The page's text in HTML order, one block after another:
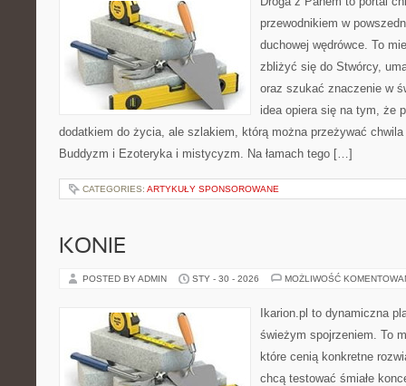
przewodnikiem w
duchowej wędrówce. To
zbliżyć się do Stwórcy,
oraz szukać znaczenie w
idea opiera się na tym, że
dodatkiem do życia, ale szlakiem, którą można przeżywać
Buddyzm i Ezoteryka i mistycyzm. Na łamach tego […]
CATEGORIES: ARTYKUŁY SPONSOROWANE
KONIE
POSTED BY ADMIN STY - 30 - 2026 MOŻLIWOŚĆ
Ikarion.pl to dynamiczna
świeżym spojrzeniem. To
które cenią konkretne
chcą testować śmiałe